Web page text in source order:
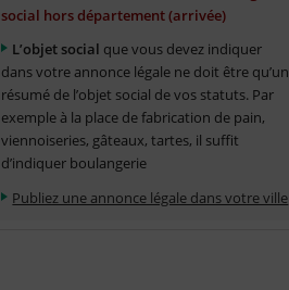
social hors département (arrivée)
L’objet social que vous devez indiquer
dans votre annonce légale ne doit être qu’un
résumé de l’objet social de vos statuts. Par
exemple à la place de fabrication de pain,
viennoiseries, gâteaux, tartes, il suffit
d’indiquer boulangerie
Publiez une annonce légale dans votre ville